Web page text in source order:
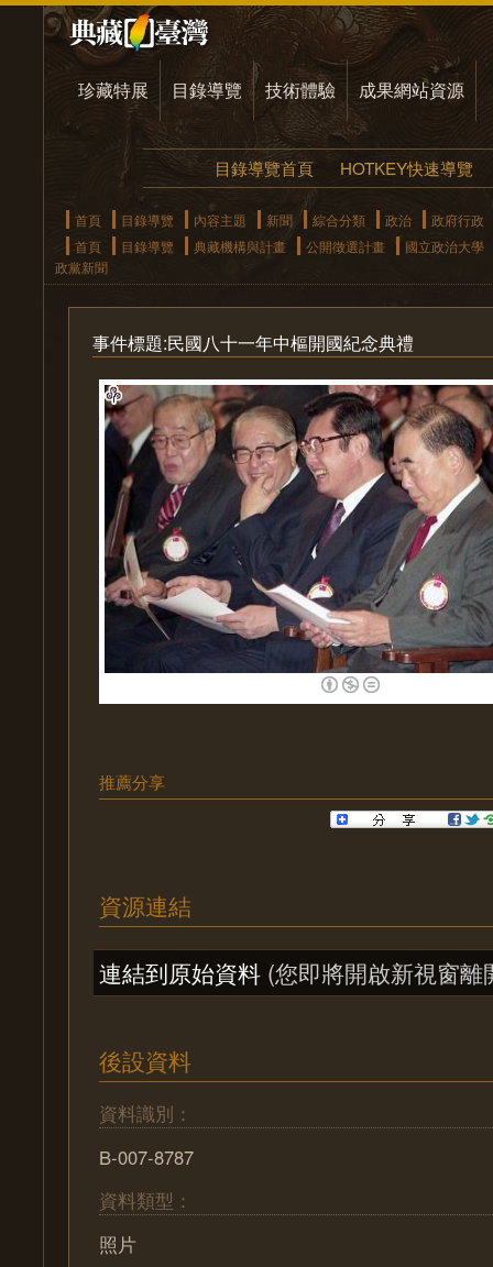
珍藏特展 目錄導覽 技術體驗 成果網站資源
目錄導覽首頁 HOTKEY快速導覽
首頁 目錄導覽 內容主題 新聞 綜合分類 政治
政府行政
首頁
目錄導覽 典藏機構與計畫 公開徵選計畫
國立政治大學
政黨新聞
事件標題:民國八十一年中樞開國紀念典禮
推薦分享
資源連結
連結到原始資料 (您即將開啟新視窗離
後設資料
資料識別：
B-007-8787
資料類型：
照片